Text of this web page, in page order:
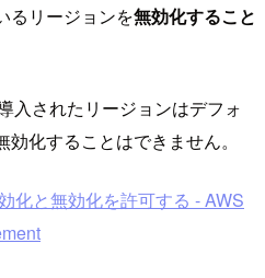
るリージョンを無効化すること
入されたリージョンはデフォ
化することはできません。
化と無効化を許可する - AWS